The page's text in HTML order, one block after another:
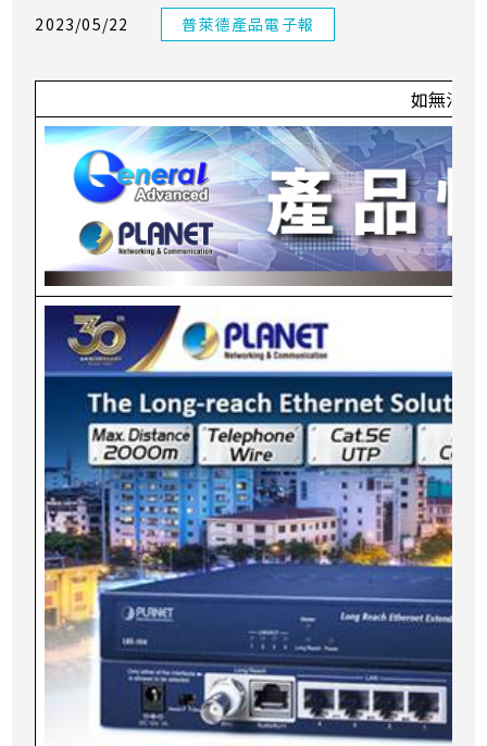
2023/05/22 普萊德產品電子報
如無法預